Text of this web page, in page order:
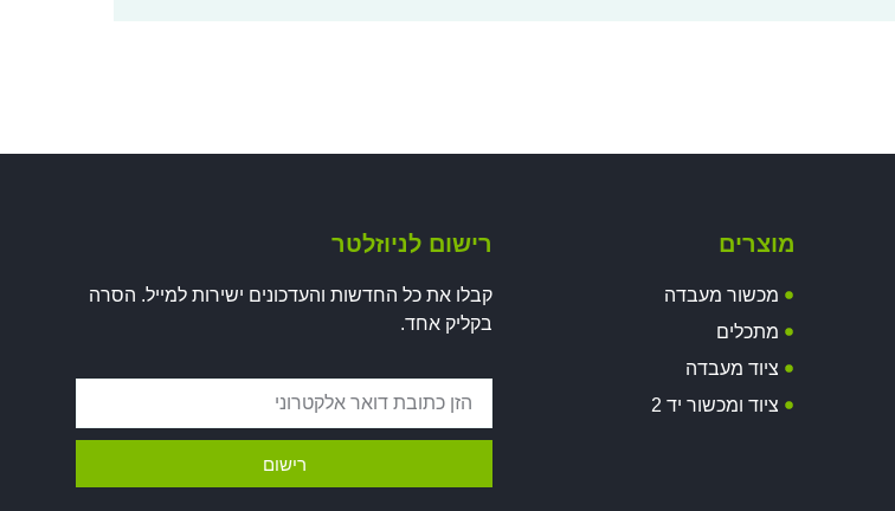
מוצרים
מכשור מעבדה
מתכלים
ציוד מעבדה
ציוד ומכשור יד 2
רישום לניוזלטר
קבלו את כל החדשות והעדכונים ישירות למייל. הסרה
בקליק אחד.
רישום